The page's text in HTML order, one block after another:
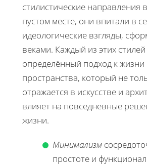
стилистические направления
пустом месте, они впитали в
идеологические взгляды,
веками. Каждый из этих
определённый подход к жизни
пространства, который не
отражается в искусстве и
влияет на повседневные
жизни.
Минимализм
простоте и